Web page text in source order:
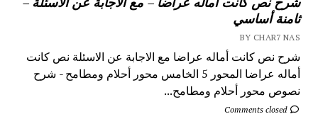
ثامنة أساسي
BY CHAR7 NAS
شرح نص كانت أماله عراضا مع الاجابة عن الاسئلة نص كانت
أماله عراضا المحور 5 الخامس محور أحلام ومطامح - شرح
نصوص محور أحلام ومطامح...
Comments closed